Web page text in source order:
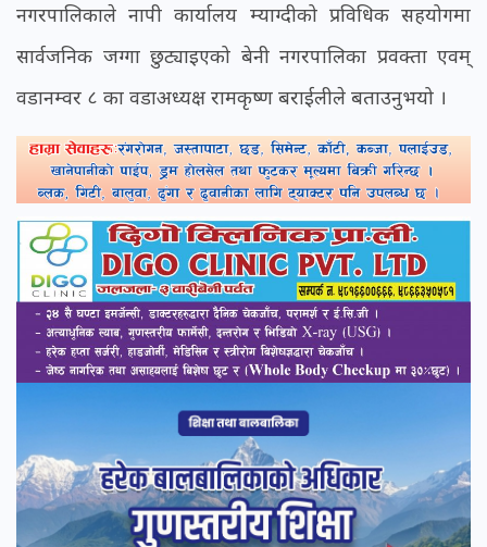
नगरपालिकाले नापी कार्यालय म्याग्दीको प्रविधिक सहयोगमा
सार्वजनिक जग्गा छुट्याइएको बेनी नगरपालिका प्रवक्ता एवम्
वडानम्वर ८ का वडाअध्यक्ष रामकृष्ण बराईलीले बताउनुभयो ।